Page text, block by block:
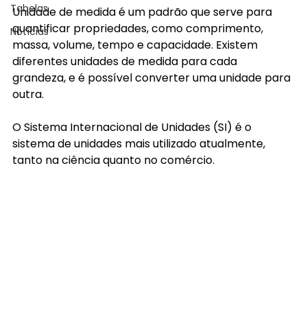
Tabelas
Notícias
Unidade de medida é um padrão que serve para
quantificar propriedades, como comprimento,
massa, volume, tempo e capacidade. Existem
diferentes unidades de medida para cada
grandeza, e é possível converter uma unidade para
outra.
O Sistema Internacional de Unidades (SI) é o
sistema de unidades mais utilizado atualmente,
tanto na ciência quanto no comércio.